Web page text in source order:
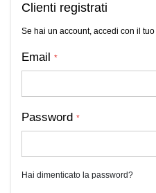
Clienti registrati
Se hai un account, accedi con il
Email
Password
Hai dimenticato la password?